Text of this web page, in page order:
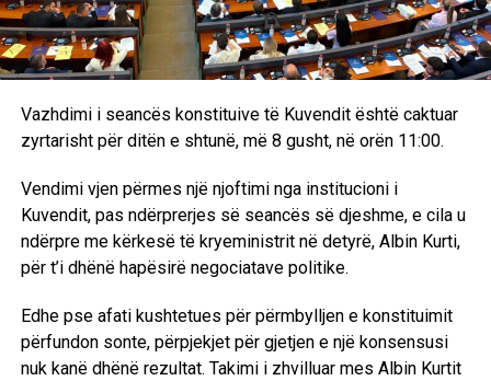
Vazhdimi i seancës konstituive të Kuvendit është caktuar
zyrtarisht për ditën e shtunë, më 8 gusht, në orën 11:00.
Vendimi vjen përmes një njoftimi nga institucioni i
Kuvendit, pas ndërprerjes së seancës së djeshme, e cila u
ndërpre me kërkesë të kryeministrit në detyrë, Albin Kurti,
për t’i dhënë hapësirë negociatave politike.
Edhe pse afati kushtetues për përmbylljen e konstituimit
përfundon sonte, përpjekjet për gjetjen e një konsensusi
nuk kanë dhënë rezultat. Takimi i zhvilluar mes Albin Kurtit